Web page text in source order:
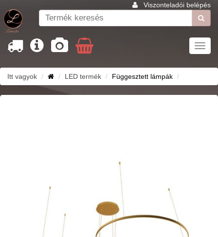
Viszonteladói belépés
Itt vagyok LED termék Függesztett lámpák